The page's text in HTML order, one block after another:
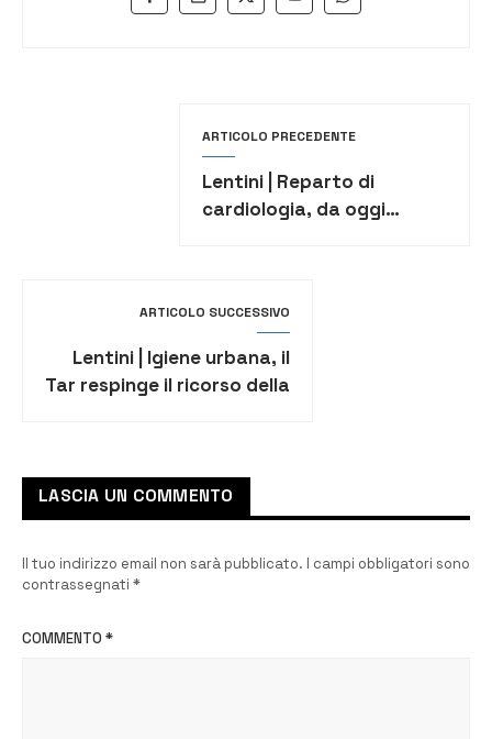
ARTICOLO PRECEDENTE
Lentini | Reparto di
cardiologia, da oggi
ARTICOLO SUCCESSIVO
Lentini | Igiene urbana, il
Tar respinge il ricorso della
LASCIA UN COMMENTO
Il tuo indirizzo email non sarà pubblicato. I campi obbligatori sono
contrassegnati *
COMMENTO *